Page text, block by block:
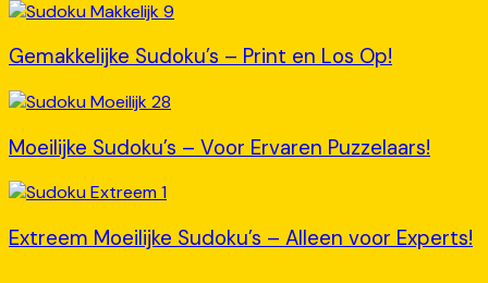
Gemakkelijke Sudoku’s – Print en Los Op!
Moeilijke Sudoku’s – Voor Ervaren Puzzelaars!
Extreem Moeilijke Sudoku’s – Alleen voor Experts!